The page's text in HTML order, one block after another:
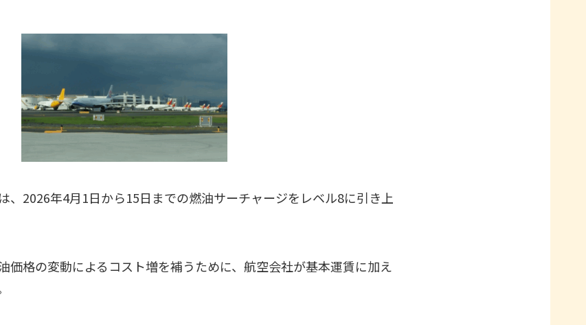
、2026年4月1日から15日までの燃油サーチャージをレベル8に引き上
価格の変動によるコスト増を補うために、航空会社が基本運賃に加え